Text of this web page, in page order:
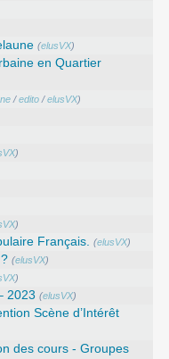
(elusVX)
en Quartier
/edito /elusVX)
)
)
Français. (elusVX)
(elusVX)
)
2023 (elusVX)
Scène d’Intérêt
des cours - Groupes